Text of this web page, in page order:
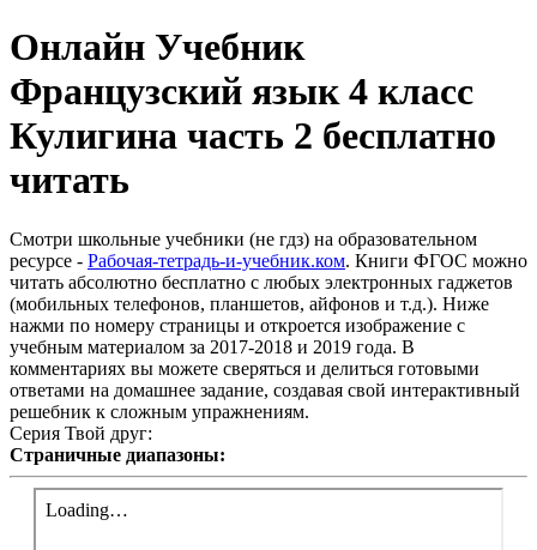
Онлайн Учебник
Французский язык 4 класс
Кулигина часть 2 бесплатно
читать
Смотри школьные учебники (не гдз) на образовательном
ресурсе - Рабочая-тетрадь-и-учебник.ком. Книги ФГОС можно
читать абсолютно бесплатно с любых электронных гаджетов
(мобильных телефонов, планшетов, айфонов и т.д.). Ниже
нажми по номеру страницы и откроется изображение с
учебным материалом за 2017-2018 и 2019 года. В
комментариях вы можете сверяться и делиться готовыми
ответами на домашнее задание, создавая свой интерактивный
решебник к сложным упражнениям.
Серия Твой друг:
Страничные диапазоны: